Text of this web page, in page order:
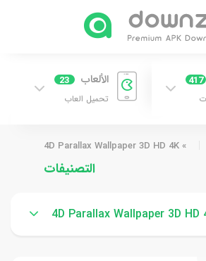
417 الألعاب 23
تحميل العاب
»
4D Parallax Wallpaper 3D HD 4K
التصنيفات
4D Parallax Wallpaper 3D HD